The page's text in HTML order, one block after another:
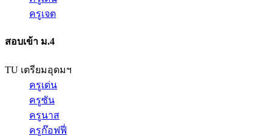
ครูเจต
สอบเข้า ม.4
TU เตรียมอุดมฯ
ครูเด่น
ครูซัน
ครูนาส
ครูก๊อฟฟี่